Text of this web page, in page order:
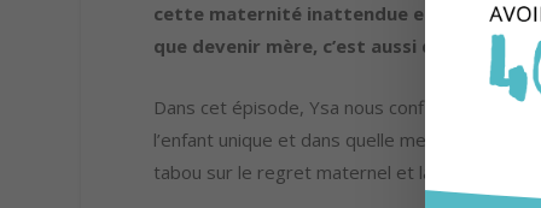
cette maternité inattendue et
que devenir mère, c’est aussi difficile
Dans cet épisode, Ysa nous confie comment
l’enfant unique et dans quelle mesure sa vie
tabou sur le regret maternel et la difficulté